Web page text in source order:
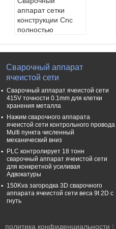
аппарат сетки
конструкции Cnc
полностью
парат сетки констр
укции CNC полност
ью автоматический
BRC
Обеспеченное пос
лепродажное обс
луживание:Инжен
еры доступные обс
е оборудование за
морем
Материал машин
ы: Тяжелые доски
и бары раздела
ряд диаметра про
Сварочный аппарат
ячеистой сети
Сварочный аппарат ячеистой сети
415V точности 0.1mm для клетки
хранения металла
Нажим сварочного аппарата
ячеистой сети контрольного провода
Multi пункта численный
механический вниз
PLC контролирует 18 тонн
сварочный аппарат ячеистой сети
для конкретной усиливая
Адвокатуры
150Kva загородка 3D сварочного
аппарата ячеистой сети веса 9t 2D с
гнуть
политика конфиденциальности |